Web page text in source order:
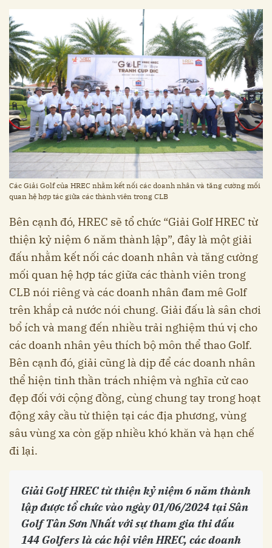
Các Giải Golf của HREC nhằm kết nối các doanh nhân và tăng cường mối
quan hệ hợp tác giữa các thành viên trong CLB
Bên cạnh đó, HREC sẽ tổ chức “Giải Golf HREC từ
thiện kỷ niệm 6 năm thành lập”, đây là một giải
đấu nhằm kết nối các doanh nhân và tăng cường
mối quan hệ hợp tác giữa các thành viên trong
CLB nói riêng và các doanh nhân đam mê Golf
trên khắp cả nước nói chung. Giải đấu là sân chơi
bổ ích và mang đến nhiều trải nghiệm thú vị cho
các doanh nhân yêu thích bộ môn thể thao Golf.
Bên cạnh đó, giải cũng là dịp để các doanh nhân
thể hiện tinh thần trách nhiệm và nghĩa cử cao
đẹp đối với cộng đồng, cùng chung tay trong hoạt
động xây cầu từ thiện tại các địa phương, vùng
sâu vùng xa còn gặp nhiều khó khăn và hạn chế
đi lại.
Giải Golf HREC từ thiện kỷ niệm 6 năm thành
lập được tổ chức vào ngày 01/06/2024 tại Sân
Golf Tân Sơn Nhất với sự tham gia thi đấu
144 Golfers là các hội viên HREC, các doanh